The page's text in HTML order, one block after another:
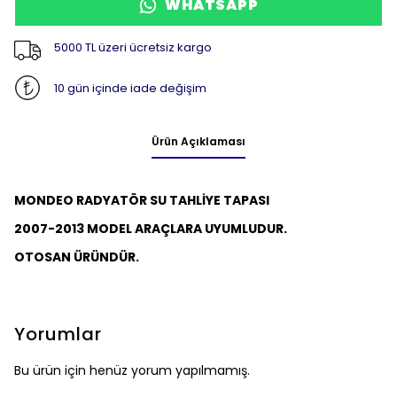
WHATSAPP
5000 TL üzeri ücretsiz kargo
10 gün içinde iade değişim
Ürün Açıklaması
MONDEO RADYATÖR SU TAHLİYE TAPASI
2007-2013 MODEL ARAÇLARA UYUMLUDUR.
OTOSAN ÜRÜNDÜR.
Yorumlar
Bu ürün için henüz yorum yapılmamış.